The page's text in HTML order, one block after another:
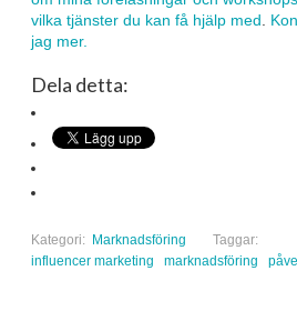
vilka tjänster du kan få hjälp med
jag mer.
Dela detta:
Kategori: Marknadsföring
Taggar:
influencer marketing
marknadsföring